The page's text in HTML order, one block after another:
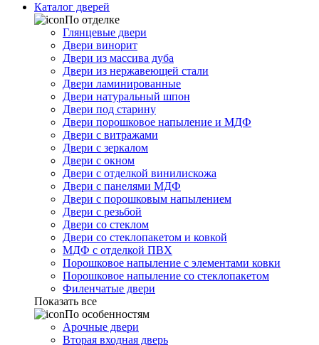
Каталог дверей
По отделке
Глянцевые двери
Двери винорит
Двери из массива дуба
Двери из нержавеющей стали
Двери ламинированные
Двери натуральный шпон
Двери под старину
Двери порошковое напыление и МДФ
Двери с витражами
Двери с зеркалом
Двери с окном
Двери с отделкой винилискожа
Двери с панелями МДФ
Двери с порошковым напылением
Двери с резьбой
Двери со стеклом
Двери со стеклопакетом и ковкой
МДФ с отделкой ПВХ
Порошковое напыление с элементами ковки
Порошковое напыление со стеклопакетом
Филенчатые двери
Показать все
По особенностям
Арочные двери
Вторая входная дверь